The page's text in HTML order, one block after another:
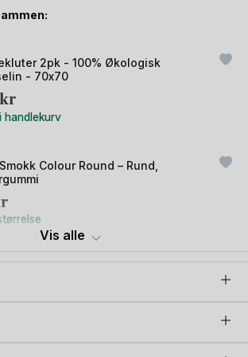
i fargen Ivory er ensfarget, kremhvit. Selve
er i naturlig treverk med brent BIBS logo
2pk - 100% Økologisk
- 70x70
kr
handlekurv
Colour Round – Rund,
til Mikro
Vis alle